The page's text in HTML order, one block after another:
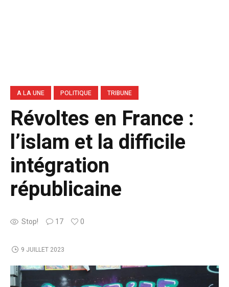
A LA UNE POLITIQUE TRIBUNE
Révoltes en France :
l’islam et la difficile
intégration
républicaine
Stop! 17 0
9 JUILLET 2023